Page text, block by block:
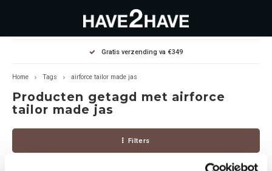
Hoofdmenu / dames
Jassen Diverse
Winterjassen
Hoofdmenu / heren
Hoodies
Sweaters
Hoofdmenu / outlet deals
Diverse
Heren
Gratis verzending va €349
Home Tags airforce tailor made jas
Producten getagd met airforce
tailor made jas
Filters